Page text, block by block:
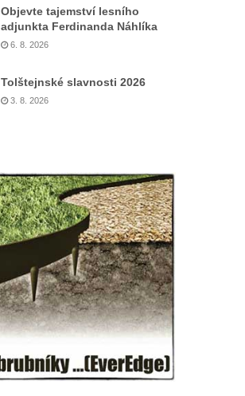
Objevte tajemství lesního
adjunkta Ferdinanda Náhlíka
6. 8. 2026
Tolštejnské slavnosti 2026
3. 8. 2026